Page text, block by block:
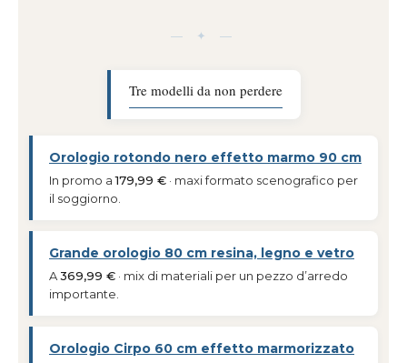
— ✦ —
Tre modelli da non perdere
Orologio rotondo nero effetto marmo 90 cm
In promo a179,99 € · maxi formato scenografico per
il soggiorno.
Grande orologio 80 cm resina, legno e vetro
A369,99 € · mix di materiali per un pezzo d’arredo
importante.
Orologio Cirpo 60 cm effetto marmorizzato